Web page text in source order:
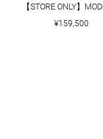
¥159,500